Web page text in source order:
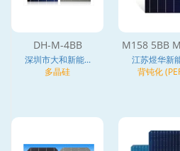
DH-M-4BB
深圳市大和新能...
多晶硅
M158 5BB
江苏煜华新
背钝化